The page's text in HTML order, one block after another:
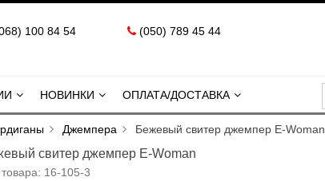
100 84 54 (050) 789 45 44
НОВИНКИ ОПЛАТА/ДОСТАВКА
Джемпера Бежевый свитер джемпер E-Woman
свитер джемпер E-Woman
16-105-3